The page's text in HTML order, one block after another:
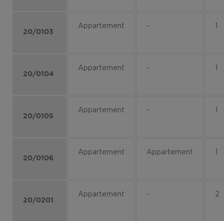
20/0103
Appartement -
20/0104
Appartement -
20/0105
Appartement -
20/0106
Appartement Appartement
20/0201
Appartement - 2